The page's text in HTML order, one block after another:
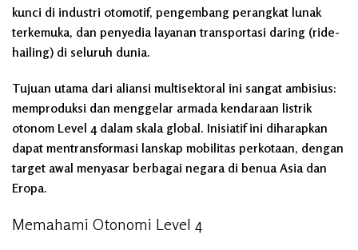
kunci di industri otomotif, pengembang perangkat lunak
terkemuka, dan penyedia layanan transportasi daring (ride-
hailing) di seluruh dunia.
Tujuan utama dari aliansi multisektoral ini sangat ambisius:
memproduksi dan menggelar armada kendaraan listrik
otonom Level 4 dalam skala global. Inisiatif ini diharapkan
dapat mentransformasi lanskap mobilitas perkotaan, dengan
target awal menyasar berbagai negara di benua Asia dan
Eropa.
Memahami Otonomi Level 4